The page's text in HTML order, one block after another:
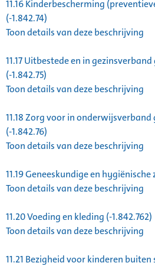
11.16Kinderbescherming
(-1.842.74)
Toon details van deze beschrijving
11.17Uitbestede en in
(-1.842.75)
Toon details van deze beschrijving
11.18Zorg voor in onderwijsverband
(-1.842.76)
Toon details van deze beschrijving
11.19Geneeskundige en hygiënische
Toon details van deze beschrijving
11.20Voeding en kleding (-1.842.762)
Toon details van deze beschrijving
11.21 Bezigheid voor kinderen buiten